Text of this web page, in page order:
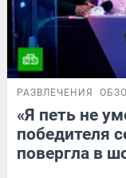
РАЗВЛЕЧЕНИЯ
«Я петь не
победителя
повергла в